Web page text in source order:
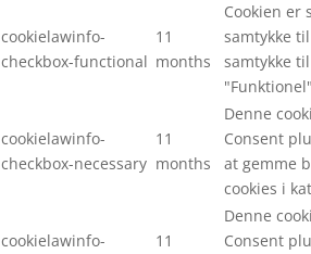
cookielawinfo-
checkbox-functional
11
months
Cookien er
samtykke
samtykke
cookielawinfo-
checkbox-necessary
11
months
Denne
Consent
at gemme
cookies i
cookielawinfo-
11
Denne
Consent